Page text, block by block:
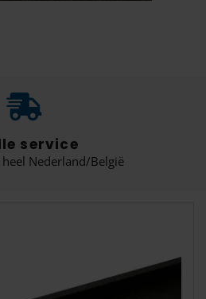
service
Nederland/België